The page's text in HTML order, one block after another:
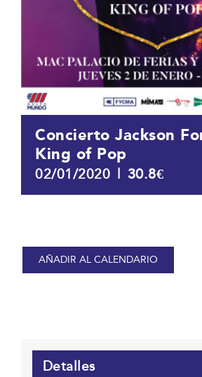
Concierto Jackson
King of Pop
02/01/2020 | 30.8€
AÑADIR AL CALENDARIO
Detalles